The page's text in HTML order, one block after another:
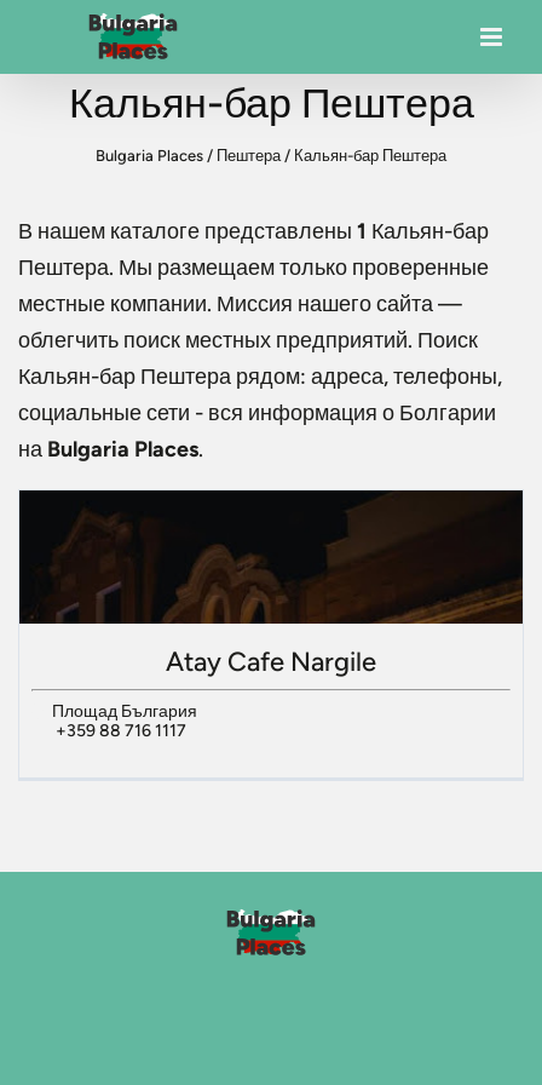
Кальян-бар Пештера
Bulgaria Places / Пештера/ Кальян-бар Пештера
В нашем каталоге представлены 1 Кальян-бар
Пештера. Мы размещаем только проверенные
местные компании. Миссия нашего сайта —
облегчить поиск местных предприятий. Поиск
Кальян-бар Пештера рядом: адреса, телефоны,
социальные сети - вся информация о Болгарии
на Bulgaria Places.
Atay Cafe Nargile
Площад България
+359 88 716 1117